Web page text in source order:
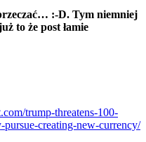
:-D. Tym niemniej
to że post łamie
trump-threatens-100-
creating-new-currency/